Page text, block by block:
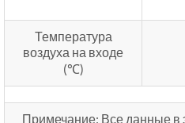
Температура
воздуха на входе
(℃)
Примечание: Все данные в